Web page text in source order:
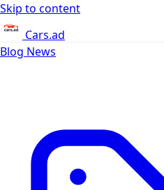
Skip to content
Cars.ad
Blog News